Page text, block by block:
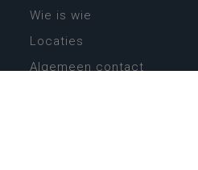
Wie is wie
Locaties
Algemeen contact